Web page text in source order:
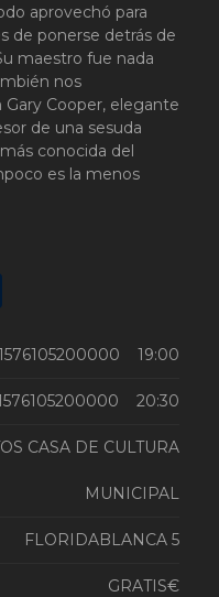
aprovechó para
de ponerse detrás de
maestro fue nada
nos
Cooper, elegante
de una sesuda
conocida del
es la menos
19:00
20:30
CASA DE CULTURA
MUNICIPAL
FLORIDABLANCA 5
GRATIS€